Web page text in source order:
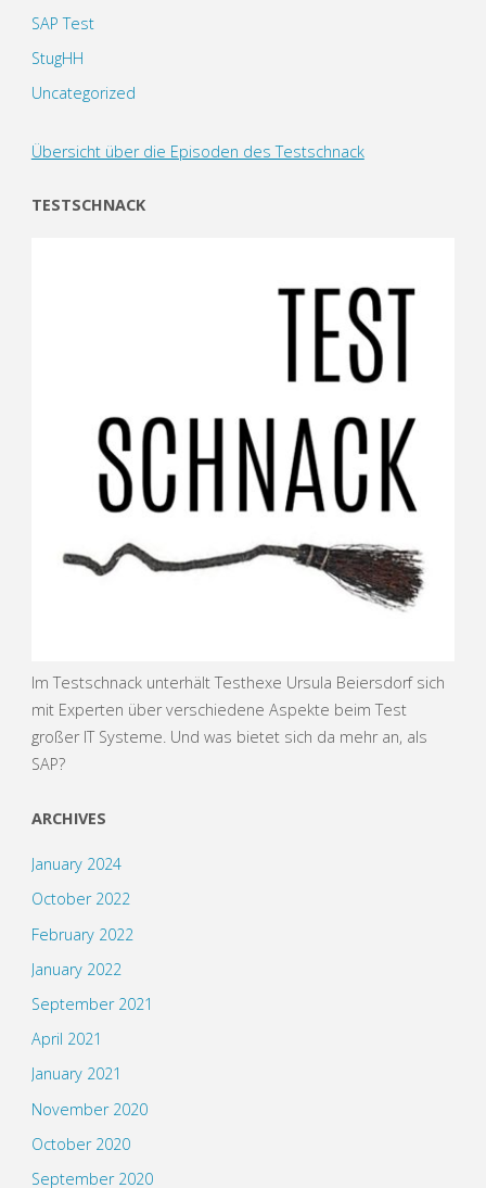
SAP Test
StugHH
Uncategorized
Übersicht über die Episoden des Testschnack
TESTSCHNACK
Im Testschnack unterhält Testhexe Ursula Beiersdorf sich
mit Experten über verschiedene Aspekte beim Test
großer IT Systeme. Und was bietet sich da mehr an, als
SAP?
ARCHIVES
January 2024
October 2022
February 2022
January 2022
September 2021
April 2021
January 2021
November 2020
October 2020
September 2020